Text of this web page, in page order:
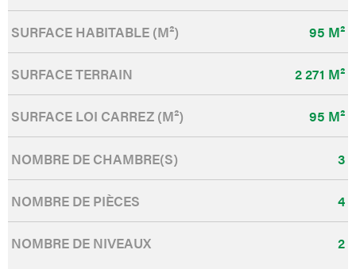
SURFACE HABITABLE (M²) 95 M²
SURFACE TERRAIN 2 271 M²
SURFACE LOI CARREZ (M²) 95 M²
NOMBRE DE CHAMBRE(S) 3
NOMBRE DE PIÈCES 4
NOMBRE DE NIVEAUX 2